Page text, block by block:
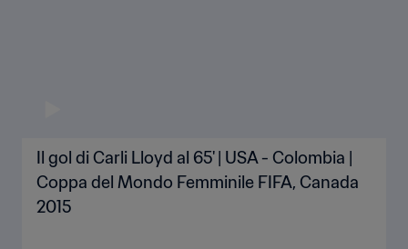
Il gol di Carli Lloyd al 65' | USA - Colombia |
Coppa del Mondo Femminile FIFA, Canada
2015